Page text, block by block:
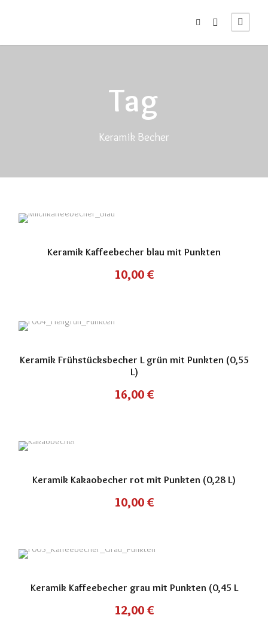
Tag
Keramik Becher
Keramik Kaffeebecher blau mit Punkten
10,00 €
Keramik Frühstücksbecher L grün mit Punkten (0,55
L)
16,00 €
Keramik Kakaobecher rot mit Punkten (0,28 L)
10,00 €
Keramik Kaffeebecher grau mit Punkten (0,45 L
12,00 €